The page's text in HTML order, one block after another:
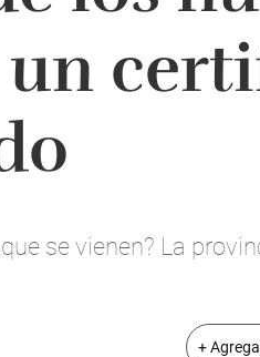
un
se vienen? La
+